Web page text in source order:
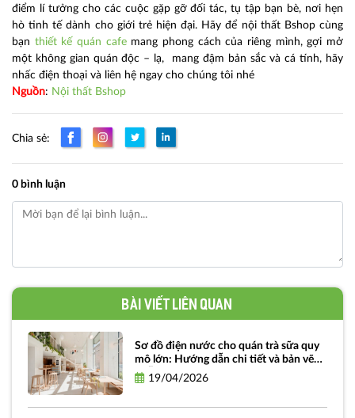
điểm lí tưởng cho các cuộc gặp gỡ đối tác, tụ tập bạn bè, nơi hẹn
hò tinh tế dành cho giới trẻ hiện đại. Hãy để nội thất Bshop cùng
bạn thiết kế quán cafemang phong cách của riêng mình, gợi mở
một không gian quán độc – lạ, mang đậm bản sắc và cá tính, hãy
nhấc điện thoại và liên hệ ngay cho chúng tôi nhé
Nguồn: Nội thất Bshop
Chia sẻ:
0 bình luận
Bài viết liên quan
Sơ đồ điện nước cho quán trà sữa quy
mô lớn: Hướng dẫn chi tiết và bản vẽ
miễn phí
19/04/2026